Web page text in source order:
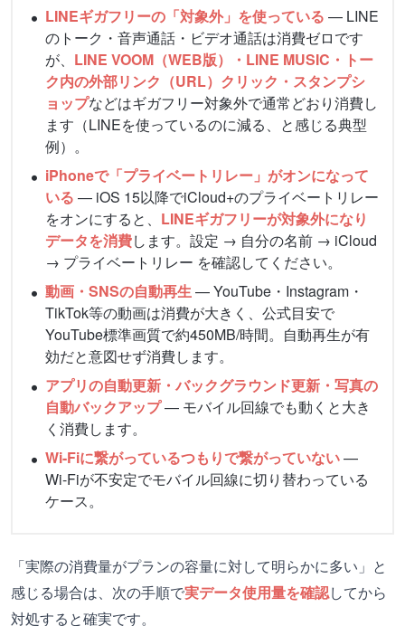
LINEギガフリーの「対象外」を使っている — LINE
のトーク・音声通話・ビデオ通話は消費ゼロです
が、 LINE VOOM（WEB版）・LINE MUSIC・トー
ク内の外部リンク（URL）クリック・スタンプシ
ョップなどはギガフリー対象外で通常どおり消費し
ます（LINEを使っているのに減る、と感じる典型
例）。
iPhoneで「プライベートリレー」がオンになって
いる — iOS 15以降でiCloud+のプライベートリレー
をオンにすると、 LINEギガフリーが対象外になり
データを消費します。設定 → 自分の名前 → iCloud
→ プライベートリレー を確認してください。
動画・SNSの自動再生— YouTube・Instagram・
TikTok等の動画は消費が大きく、公式目安で
YouTube標準画質で約450MB/時間。自動再生が有
効だと意図せず消費します。
アプリの自動更新・バックグラウンド更新・写真の
自動バックアップ— モバイル回線でも動くと大き
く消費します。
Wi-Fiに繋がっているつもりで繋がっていない—
Wi-Fiが不安定でモバイル回線に切り替わっている
ケース。
「実際の消費量がプランの容量に対して明らかに多い」と
感じる場合は、次の手順で実データ使用量を確認してから
対処すると確実です。